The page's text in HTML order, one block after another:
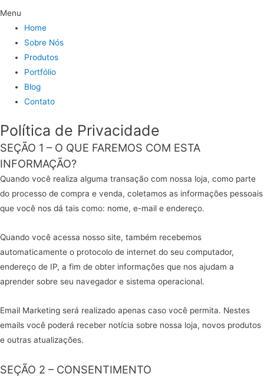
Menu
Home
Sobre Nós
Produtos
Portfólio
Blog
Contato
Política de Privacidade
SEÇÃO 1 – O QUE FAREMOS COM ESTA
INFORMAÇÃO?
Quando você realiza alguma transação com nossa loja, como parte
do processo de compra e venda, coletamos as informações pessoais
que você nos dá tais como: nome, e-mail e endereço.
Quando você acessa nosso site, também recebemos
automaticamente o protocolo de internet do seu computador,
endereço de IP, a fim de obter informações que nos ajudam a
aprender sobre seu navegador e sistema operacional.
Email Marketing será realizado apenas caso você permita. Nestes
emails você poderá receber notícia sobre nossa loja, novos produtos
e outras atualizações.
SEÇÃO 2 – CONSENTIMENTO